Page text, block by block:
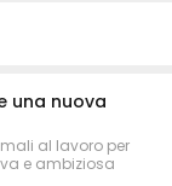
una nuova
al lavoro per
e ambiziosa